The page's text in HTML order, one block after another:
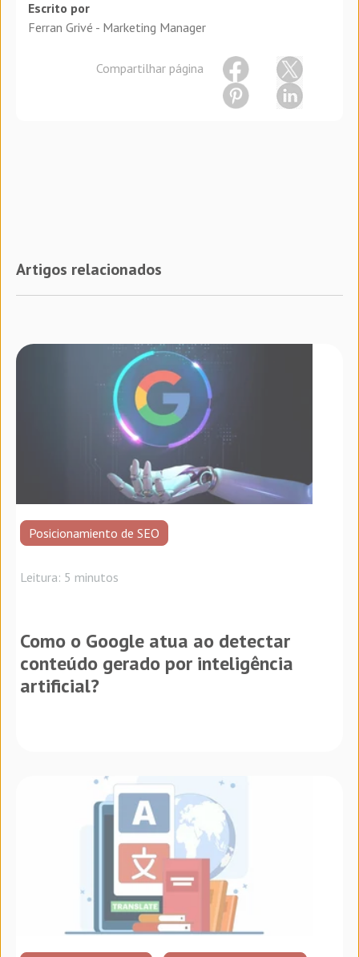
Escrito por
Ferran Grivé - Marketing Manager
Compartilhar página
Artigos relacionados
Posicionamiento de SEO
Leitura: 5 minutos
Como o Google atua ao detectar
conteúdo gerado por inteligência
artificial?